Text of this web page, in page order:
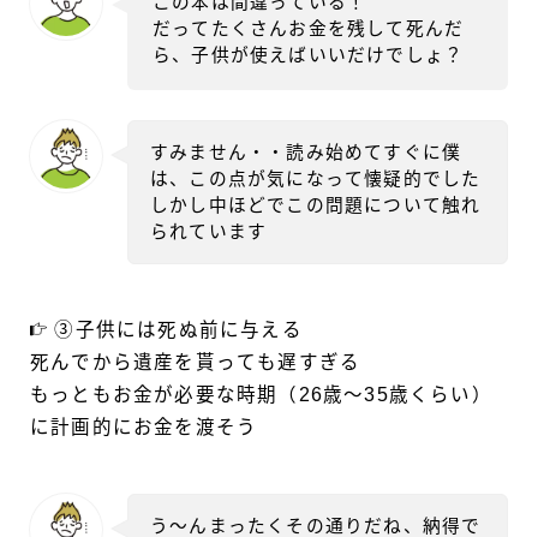
だってたくさんお金を残して死んだ
ら、子供が使えばいいだけでしょ？
すみません・・読み始めてすぐに僕
は、この点が気になって懐疑的でした
しかし中ほどでこの問題について触れ
られています
③子供には死ぬ前に与える
死んでから遺産を貰っても遅すぎる
もっともお金が必要な時期（26歳～35歳くらい）
に計画的にお金を渡そう
う～んまったくその通りだね、納得で